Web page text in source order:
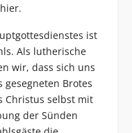
hier.
ist
Als lutherische
wir, dass sich uns
Brotes
Christus selbst mit
der Sünden